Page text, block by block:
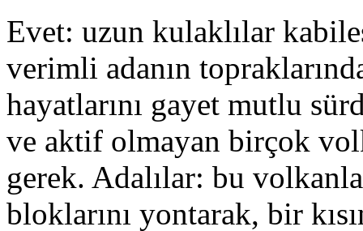
Evet: uzun kulaklılar
verimli adanın
hayatlarını gayet mutlu
ve aktif olmayan birçok
gerek. Adalılar: bu
bloklarını yontarak, bir